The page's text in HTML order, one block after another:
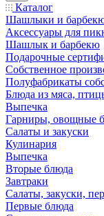
Каталог
Шашлыки и
Аксессуары для
Шашлык и барбекю
Подарочные
Собственное
Полуфабрикаты
Блюда из мяса,
Выпечка
Гарниры, овощные
Салаты и закуски
Кулинария
Выпечка
Вторые блюда
Завтраки
Салаты, закуски,
Первые блюда